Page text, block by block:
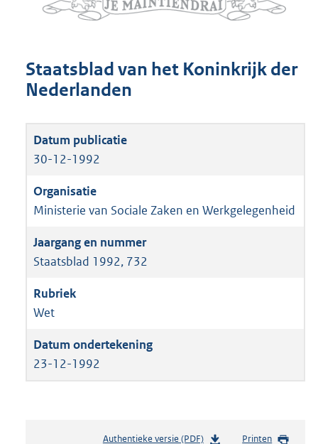
Staatsblad van het Koninkrijk der
Nederlanden
30-12-1992
Ministerie van Sociale Zaken en Werkgelegenheid
Staatsblad 1992, 732
Wet
23-12-1992
Authentieke versie (PDF)b
Printen